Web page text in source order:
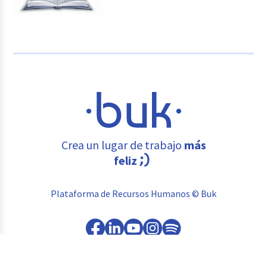
Crea un lugar de trabajo más
feliz
Plataforma de Recursos Humanos © Buk